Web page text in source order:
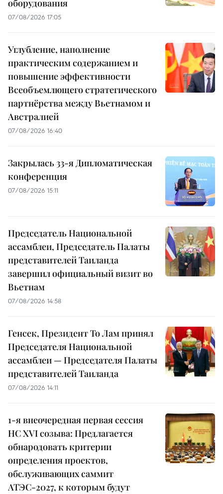
оборудования
07/08/2026 17:05
Углубление, наполнение
практическим содержанием и
повышение эффективности
Всеобъемлющего стратегического
партнёрства между Вьетнамом и
Австралией
07/08/2026 16:40
Закрылась 33-я Дипломатическая
конференция
07/08/2026 15:11
Председатель Национальной
ассамблеи, Председатель Палаты
представителей Таиланда
завершил официальный визит во
Вьетнам
07/08/2026 14:58
Генсек, Президент То Лам принял
Председателя Национальной
ассамблеи — Председателя Палаты
представителей Таиланда
07/08/2026 14:11
1-я внеочередная первая сессия
НС XVI созыва: Предлагается
обнародовать критерии
определения проектов,
обслуживающих саммит
АТЭС-2027, к которым будут